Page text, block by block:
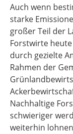
Auch wenn
starke
großer Teil der
Forstwirte
durch gezielte
Rahmen der
Nachhaltige
schwieriger
weiterhin